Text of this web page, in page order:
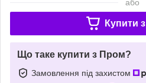
або
Купити з
Що таке купити з Пром?
Замовлення під захистом